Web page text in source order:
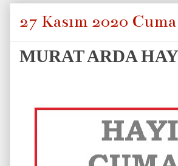
27 Kasım 2020 Cuma
MURAT ARDA